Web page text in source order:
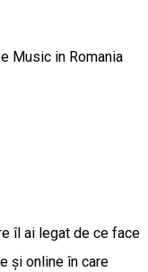
Music in Romania
îl ai legat de ce face
și online în care